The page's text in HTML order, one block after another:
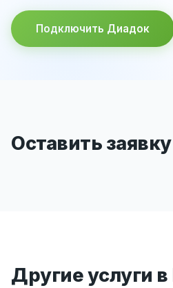
Подключить Диадок
Оставить заявку
Другие услуги